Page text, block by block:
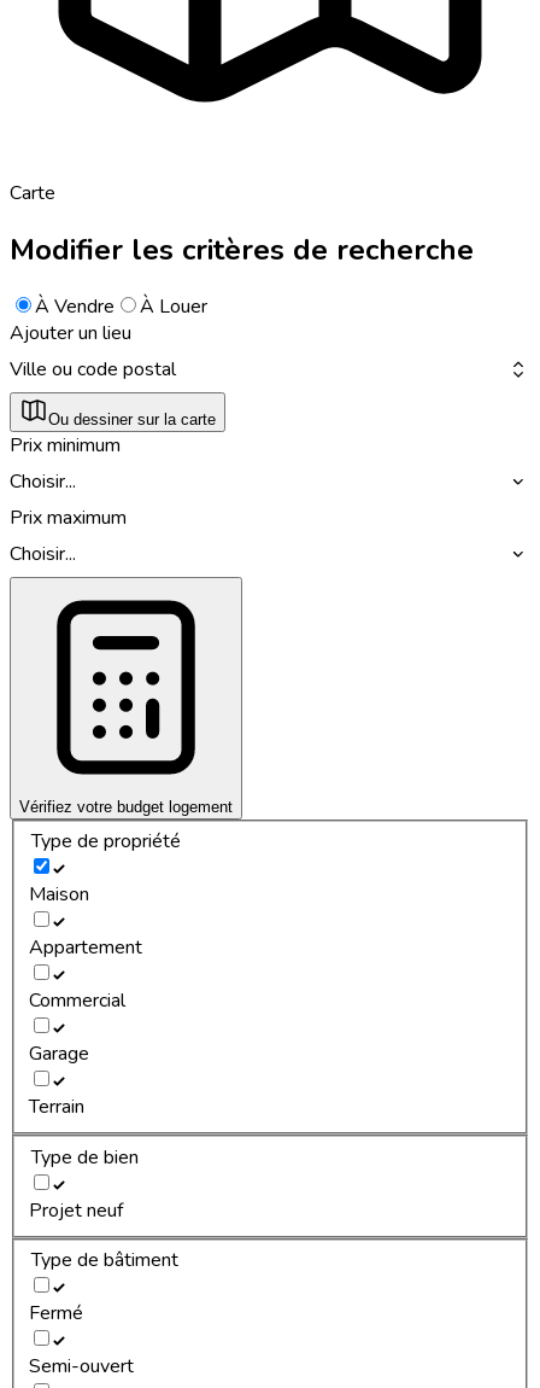
Carte
Modifier les critères de recherche
À Vendre
À Louer
Ajouter un lieu
Ville ou code postal
Ou dessiner sur la carte
Prix minimum
Choisir...
Prix maximum
Choisir...
Vérifiez votre budget logement
Type de propriété
Maison
Appartement
Commercial
Garage
Terrain
Type de bien
Projet neuf
Type de bâtiment
Fermé
Semi-ouvert